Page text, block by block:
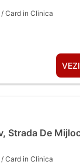
Card in Clinica
Strada De
Card in Clinica